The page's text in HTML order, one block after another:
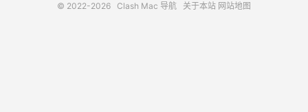
© 2022-2026 Clash Mac 导航 关于本站 网站地图